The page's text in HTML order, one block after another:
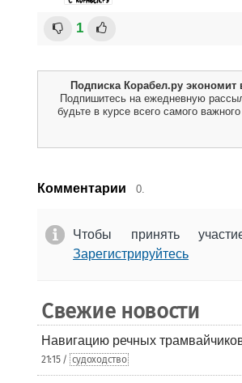
1
Подписка Корабел.ру
Подпишитесь на ежедневную
будьте в курсе всего самого
Комментарии 0.
Чтобы принять
Зарегистрируйтесь
Свежие новости
Навигацию речных
21:15 / судоходство